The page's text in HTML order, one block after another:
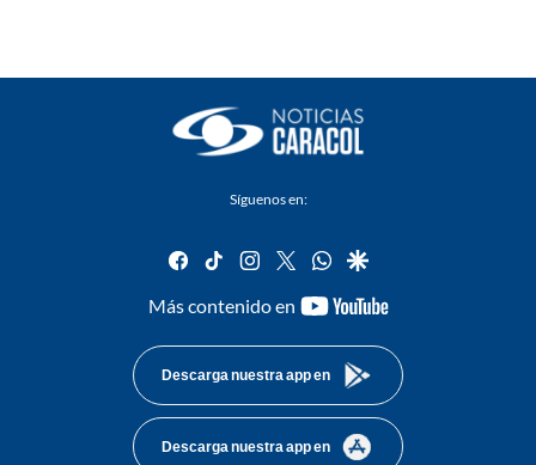
Síguenos en:
facebook
tiktok instagram
twitterwhatsapp
google
Más contenido en
youtube-
Descarga nuestra app en
Descarga nuestra app en